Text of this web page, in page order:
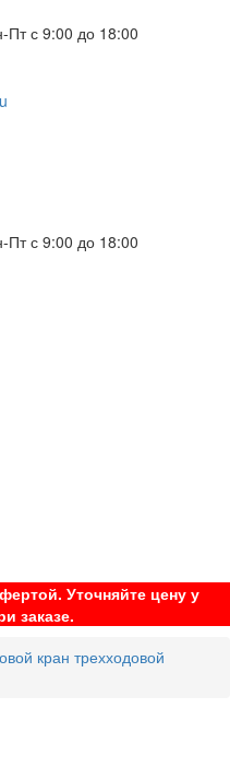
Пт с 9:00 до 18:00
Пт с 9:00 до 18:00
Уточняйте цену у
заказе.
кран трехходовой